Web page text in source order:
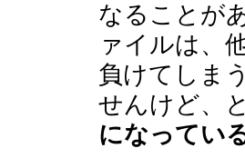
なることが
ァイルは、
負けてしま
せんけど、
になってい